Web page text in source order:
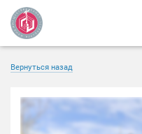
Вернуться назад